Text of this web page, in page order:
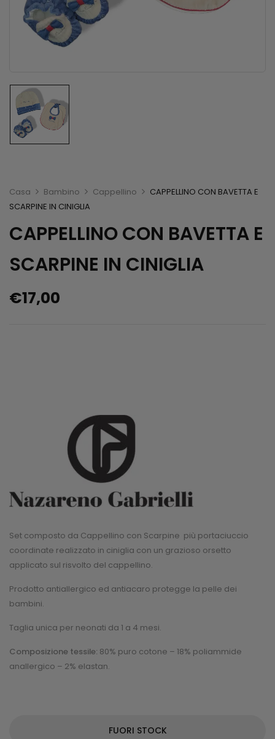
Casa Bambino Cappellino
CAPPELLINO CON BAVETTA E
SCARPINE IN CINIGLIA
CAPPELLINO CON BAVETTA E
SCARPINE IN CINIGLIA
€17,00
Set composto da Cappellino con Scarpine più portaciuccio
coordinate realizzato in ciniglia con un grazioso orsetto
applicato sul risvolto del cappellino.
Prodotto antiallergico ed antiacaro protegge la pelle dei
bambini.
Taglia unica per neonati da 1 a 4 mesi.
Composizione tessile: 80% puro cotone – 18% poliammide
anallergico – 2% elastan.
FUORI STOCK